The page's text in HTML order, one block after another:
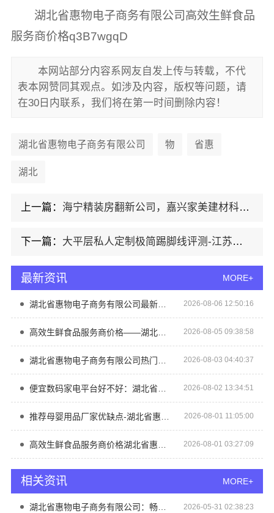
湖北省惠物电子商务有限公司高效生鲜食品
服务商价格q3B7wgqD
本网站部分内容系网友自发上传与转载，不代
表本网赞同其观点。如涉及内容，版权等问题，请
在30日内联系，我们将在第一时间删除内容！
湖北省惠物电子商务有限公司 物 省惠
湖北
上一篇： 海宁精装房翻新公司，嘉兴家美建材科技有限公司专业改造
下一篇： 大平层私人定制极简踢脚线评测-江苏东钢金属家居有限公司
最新资讯 MORE+
湖北省惠物电子商务有限公司最新生鲜食品网站价格 2026-08-06 12:50:16
高效生鲜食品服务商价格——湖北省惠物电子商务有限公司购物平台 2026-08-05 09:38:58
2026-08-03 04:40:37
2026-08-02 13:34:51
2026-08-01 11:05:00
2026-08-01 03:27:09
相关资讯 MORE+
湖北省惠物电子商务有限公司：畅销生鲜食品软件功能全揭秘 2026-05-31 02:38:23